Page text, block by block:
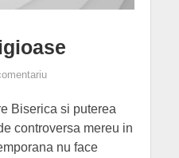
Biserica si puterea
controversa mereu in
nu face